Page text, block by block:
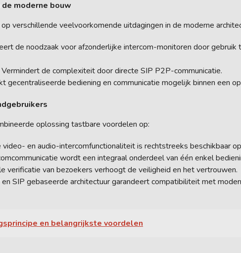
moderne bouw
verschillende veelvoorkomende uitdagingen in de moderne
de noodzaak voor afzonderlijke intercom-monitoren door gebruik
Vermindert de complexiteit door directe SIP P2P-communicatie.
gecentraliseerde bediening en communicatie mogelijk binnen een
oplossing tastbare voordelen op:
en audio-intercomfunctionaliteit is rechtstreeks beschikbaar
wordt een integraal onderdeel van één enkel
verificatie van bezoekers verhoogt de veiligheid en het vertrouwen.
SIP gebaseerde architectuur garandeert compatibiliteit met
en belangrijkste voordelen